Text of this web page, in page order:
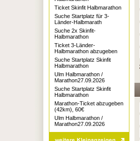
Ticket Skinfit Halbmarathon
Suche Startplatz für 3-
Länder-Halbmarath
Suche 2x Skinfit-
Halbmarathon
Ticket 3-Länder-
Halbmarathon abzugeben
Suche Startplatz Skinfit
Halbmarathon
Ulm Halbmarathon /
Marathon27.09.2026
Suche Startplatz Skinfit
Halbmarathon
Marathon-Ticket abzugeben
(42km), 60€
Ulm Halbmarathon /
Marathon27.09.2026